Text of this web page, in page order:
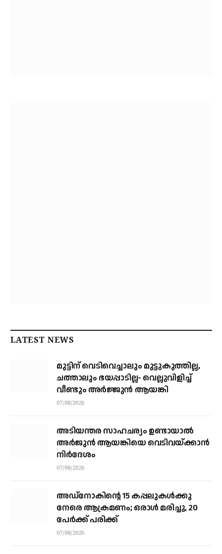
LATEST NEWS
മുട്ടിന് വെടിവെച്ചാലും മുട്ടുകുത്തില്ല,
ചത്താലും ഭയപ്പാടില്ല- വെല്ലുവിളിച്ച്
വീണ്ടും അർജ്ജുൻ ആയങ്കി
07/08/2026
അടിയന്തര സാഹചര്യം ഉണ്ടായാല്‍
അര്‍ജുന്‍ ആയങ്കിയെ വെടിവയ്ക്കാന്‍
നിര്‍ദേശം
07/08/2026
അഡ്നോകിന്റെ 15 കപ്പലുകള്‍ക്കു
നേരെ ആക്രമണം; ഒരാള്‍ മരിച്ചു, 20
പേര്‍ക്ക് പരിക്ക്
07/08/2026